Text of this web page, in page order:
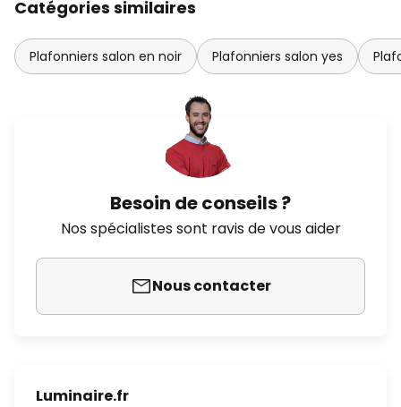
Catégories similaires
Plafonniers salon en noir Plafonniers salon yes
Besoin de conseils ?
Nos spécialistes sont ravis de vous aider
Nous contacter
Luminaire.fr